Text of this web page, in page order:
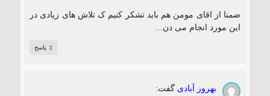
ضمنا از اقای مومن هم باید تشکر کنیم ک تلاش های زیادی در
این مورد انجام می دن…
پاسخ
بهروز آبادی گفت: